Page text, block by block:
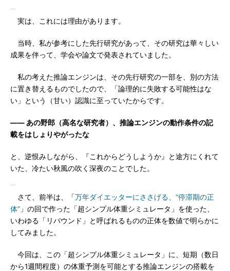
実は、これには理由があります。
当時、私が参考にした先行研究があって、その研究は華々しい
成果を伴って、学会や論文で発表されていました。
私の考えた推論エンジンは、その先行研究の一部を、別の方法
に置き替えるものでしたので、「論理的に失敗する可能性はな
い」という（甘い）認識に至っていたからです。
―― あの野郎（高名な研究者）、推論エンジンの動作条件の記
載をはしょりやがったな
と、逆恨みしながら、『これからどうしようか』と途方にくれて
いた、冷たい秋風の吹く深夜のことでした。
さて、前半は、「万年ダイエッターにささげる、“停滞期の正
体” 」の回で作った「超シンプル体重シミュレータ」を使った、
いわゆる「リバウンド」と呼ばれるものの正体を数値で明らかに
してみました。
今回は、この「超シンプル体重シミュレータ」に、短期（数日
から1週間程度）の体重予測を可能とする推論エンジンの搭載を